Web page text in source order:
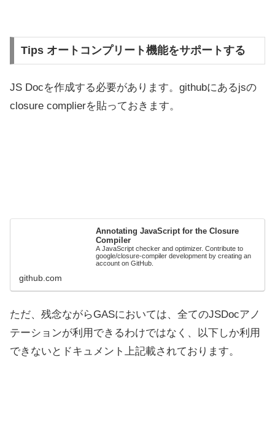
Tips オートコンプリート機能をサポートする
JS Docを作成する必要があります。githubにあるjsの
closure complierを貼っておきます。
Annotating JavaScript for the Closure
Compiler
A JavaScript checker and optimizer. Contribute to
google/closure-compiler development by creating an
account on GitHub.
github.com
ただ、残念ながらGASにおいては、全てのJSDocアノ
テーションが利用できるわけではなく、以下しか利用
できないとドキュメント上記載されております。